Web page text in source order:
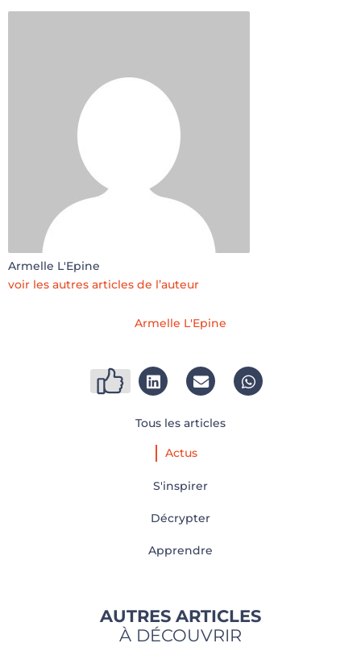
Armelle L'Epine
voir les autres articles de l’auteur
Armelle L'Epine
Tous les articles
Actus
S'inspirer
Décrypter
Apprendre
AUTRES ARTICLES
À DÉCOUVRIR